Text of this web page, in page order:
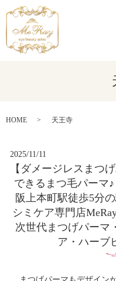
HOME 天王寺
2025/11/11
【ダメージレスまつ
できるまつ毛パーマ
阪上本町駅徒歩5分
シミケア専門店
次世代まつげパーマ
ア・ハーブ